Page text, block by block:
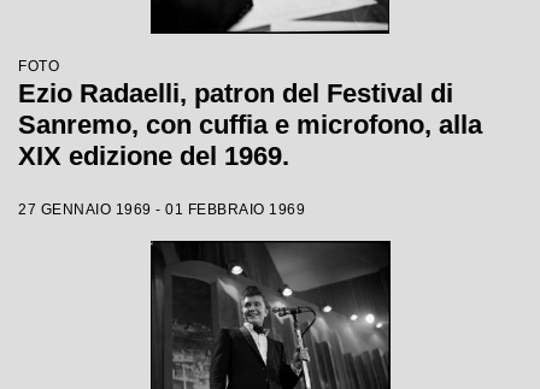
FOTO
Ezio Radaelli, patron del Festival di
Sanremo, con cuffia e microfono, alla
XIX edizione del 1969.
27 GENNAIO 1969 - 01 FEBBRAIO 1969